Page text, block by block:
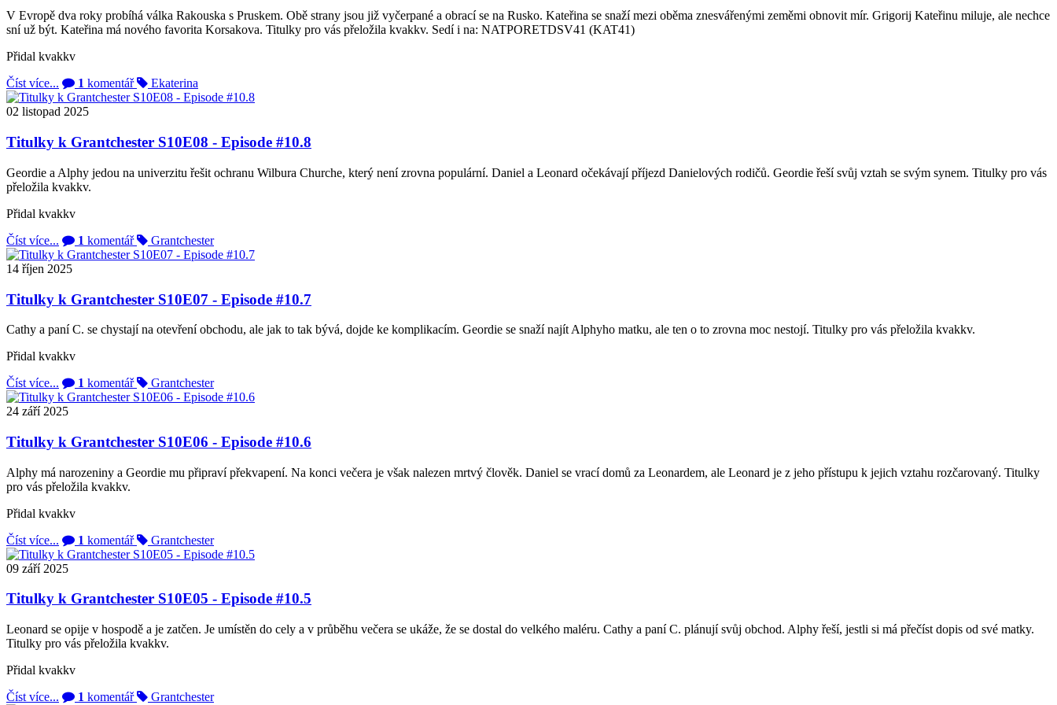
V Evropě dva roky probíhá válka Rakouska s Pruskem. Obě strany jsou již vyčerpané a obrací se na Rusko. Kateřina se snaží mezi oběma znesvářenými zeměmi obnovit mír. Grigorij Kateřinu miluje, ale nechce
sní už být. Kateřina má nového favorita Korsakova. Titulky pro vás přeložila kvakkv. Sedí i na: NATPORETDSV41 (KAT41)
Přidal kvakkv
Číst více...
1 komentář Ekaterina
02 listopad 2025
Titulky k Grantchester S10E08 - Episode #10.8
Geordie a Alphy jedou na univerzitu řešit ochranu Wilbura Churche, který není zrovna populární. Daniel a Leonard očekávají příjezd Danielových rodičů. Geordie řeší svůj vztah se svým synem. Titulky pro vás
přeložila kvakkv.
Přidal kvakkv
Číst více...
1 komentář Grantchester
14 říjen 2025
Titulky k Grantchester S10E07 - Episode #10.7
Cathy a paní C. se chystají na otevření obchodu, ale jak to tak bývá, dojde ke komplikacím. Geordie se snaží najít Alphyho matku, ale ten o to zrovna moc nestojí. Titulky pro vás přeložila kvakkv.
Přidal kvakkv
Číst více...
1 komentář Grantchester
24 září 2025
Titulky k Grantchester S10E06 - Episode #10.6
Alphy má narozeniny a Geordie mu připraví překvapení. Na konci večera je však nalezen mrtvý člověk. Daniel se vrací domů za Leonardem, ale Leonard je z jeho přístupu k jejich vztahu rozčarovaný. Titulky
pro vás přeložila kvakkv.
Přidal kvakkv
Číst více...
1 komentář Grantchester
09 září 2025
Titulky k Grantchester S10E05 - Episode #10.5
Leonard se opije v hospodě a je zatčen. Je umístěn do cely a v průběhu večera se ukáže, že se dostal do velkého maléru. Cathy a paní C. plánují svůj obchod. Alphy řeší, jestli si má přečíst dopis od své matky.
Titulky pro vás přeložila kvakkv.
Přidal kvakkv
Číst více...
1 komentář Grantchester